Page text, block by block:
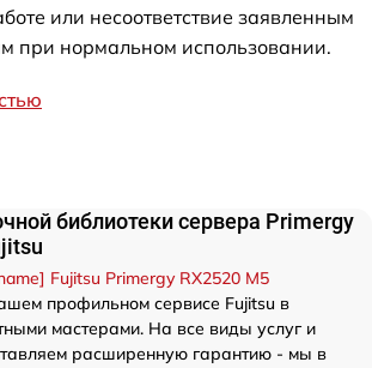
или несоответствие заявленным
при нормальном использовании.
библиотеки сервера Primergy
Fujitsu Primergy RX2520 M5
профильном сервисе Fujitsu в
мастерами. На все виды услуг и
расширенную гарантию - мы в